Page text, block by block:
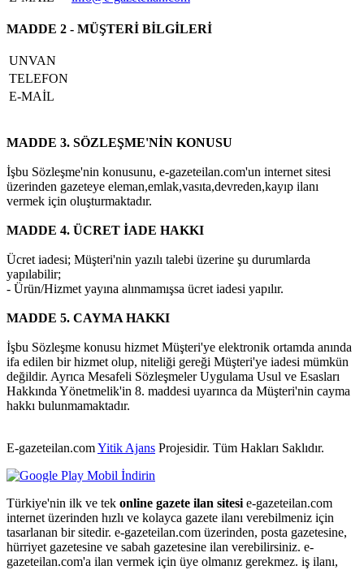
MADDE 2 - MÜŞTERİ BİLGİLERİ
UNVAN
TELEFON
E-MAİL
MADDE 3. SÖZLEŞME'NİN KONUSU
İşbu Sözleşme'nin konusunu, e-gazeteilan.com'un internet sitesi
üzerinden gazeteye eleman,emlak,vasıta,devreden,kayıp ilanı
vermek için oluşturmaktadır.
MADDE 4. ÜCRET İADE HAKKI
Ücret iadesi; Müşteri'nin yazılı talebi üzerine şu durumlarda
yapılabilir;
- Ürün/Hizmet yayına alınmamışsa ücret iadesi yapılır.
MADDE 5. CAYMA HAKKI
İşbu Sözleşme konusu hizmet Müşteri'ye elektronik ortamda anında
ifa edilen bir hizmet olup, niteliği gereği Müşteri'ye iadesi mümkün
değildir. Ayrıca Mesafeli Sözleşmeler Uygulama Usul ve Esasları
Hakkında Yönetmelik'in 8. maddesi uyarınca da Müşteri'nin cayma
hakkı bulunmamaktadır.
E-gazeteilan.comYitik Ajans Projesidir. Tüm Hakları Saklıdır.
Türkiye'nin ilk ve tek online gazete ilan sitesi e-gazeteilan.com
internet üzerinden hızlı ve kolayca gazete ilanı verebilmeniz için
tasarlanan bir sitedir. e-gazeteilan.com üzerinden, posta gazetesine,
hürriyet gazetesine ve sabah gazetesine ilan verebilirsiniz. e-
gazeteilan.com'a ilan vermek için üye olmanız gerekmez. iş ilanı,